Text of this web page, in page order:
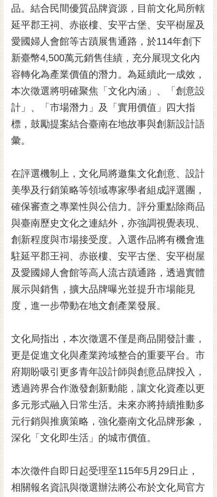
RSS
訂
閱
電
子
報
市
民
信
箱
English
本
語
隱
私
權
及
安
全
政
策
網
料
放
宣
告
市
府
交
通
位
品。結合民間優質品牌資源，目前文化局所轄
延平郡王祠、赤嵌樓、安平古堡、安平樹屋及
愛國婦人會館等古蹟展售通路，於114年創下
新臺幣4,500萬元銷售佳績，充分展現文化內
容轉化為產業價值的潛力。為延續此一成效，
本次徵選將明確聚焦「文化內涵」、「創意設
計」、「市場潛力」及「實用價值」四大指
標，鼓勵提案結合臺南在地故事與創新設計語
彙。
在評選機制上，文化局將邀集文化創意、設計
美學及行銷策略等領域專家學者組成評選團，
確保審查之專業性與公信力。評分重點除商品
與臺南歷史文化之連結外，亦強調視覺表現、
創新程度與市場接受度。入選作品將有機會進
駐延平郡王祠、赤嵌樓、安平古堡、安平樹屋
及愛國婦人會館等高人流古蹟通路，透過實體
展示與銷售，擴大品牌曝光並提升市場能見
度，進一步帶動在地文創產業發展。
文化局指出，本次徵選不僅是商品開發計畫，
更是促進文化與產業跨域整合的重要平台。市
府期盼吸引更多青年設計師與創意品牌投入，
透過跨界合作激發創新動能，讓文化資產以更
多元形式融入日常生活。未來亦將持續推動多
元行銷與推廣策略，強化臺南文化品牌形象，
深化「文化即生活」的城市價值。
本次徵件自即日起受理至115年5月29日止，
相關報名資訊與徵選辦法將公布於文化局官方